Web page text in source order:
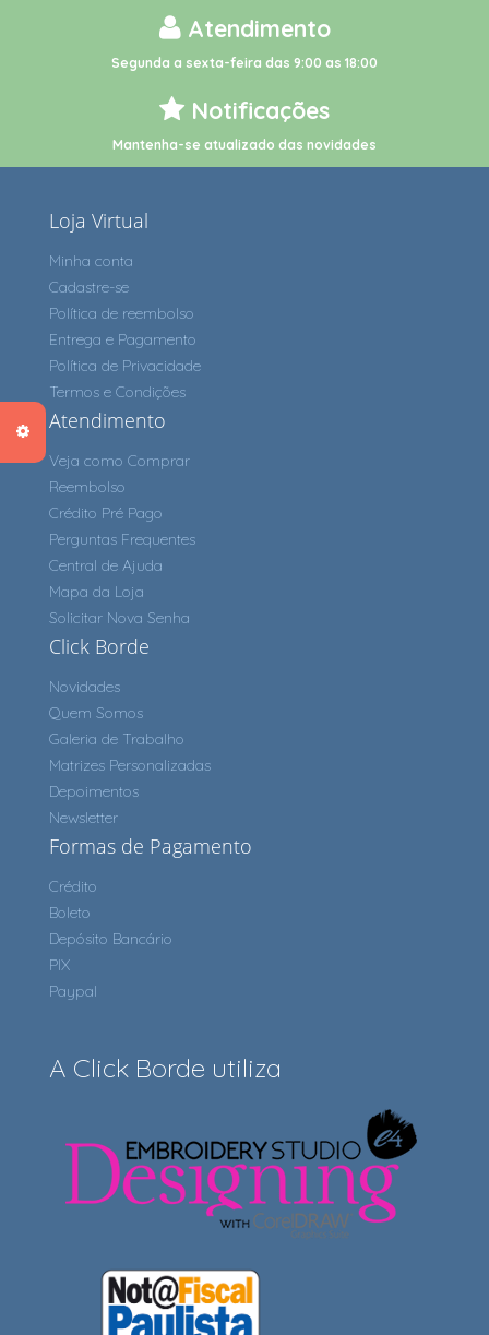
Atendimento
Segunda a sexta-feira das 9:00 as 18:00
Notificações
Mantenha-se atualizado das novidades
Loja Virtual
Minha conta
Cadastre-se
Política de reembolso
Entrega e Pagamento
Política de Privacidade
Termos e Condições
Atendimento
Veja como Comprar
Reembolso
Crédito Pré Pago
Perguntas Frequentes
Central de Ajuda
Mapa da Loja
Solicitar Nova Senha
Click Borde
Novidades
Quem Somos
Galeria de Trabalho
Matrizes Personalizadas
Depoimentos
Newsletter
Formas de Pagamento
Crédito
Boleto
Depósito Bancário
PIX
Paypal
A Click Borde utiliza